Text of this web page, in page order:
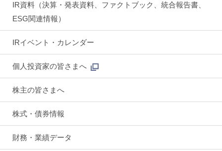
IR資料（決算・発表資料、ファクトブック、統合報告書、
ESG関連情報）
IRイベント・カレンダー
個人投資家の皆さまへ
株主の皆さまへ
株式・債券情報
財務・業績データ